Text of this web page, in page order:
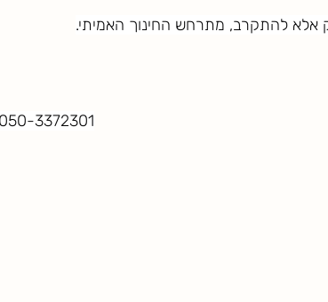
אלא להתקרב, מתרחש החינוך האמיתי.
050-3372301